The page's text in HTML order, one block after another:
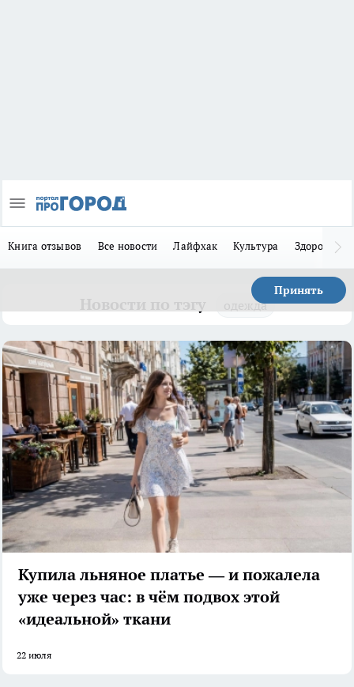
Книга отзывов Все новости Лайфхак Культура Здоровье
Принять
одежда
Купила льняное платье — и пожалела
уже через час: в чём подвох этой
«идеальной» ткани
22 июля